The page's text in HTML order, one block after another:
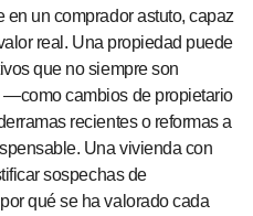
en un comprador astuto, capaz
real. Una propiedad puede
que no siempre son
—como cambios de propietario
recientes o reformas a
Una vivienda con
sospechas de
qué se ha valorado cada